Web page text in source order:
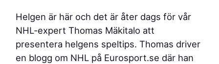
Helgen är här och det är åter dags för vår
NHL-expert Thomas Mäkitalo att
presentera helgens speltips. Thomas driver
en blogg om NHL på Eurosport.se där han